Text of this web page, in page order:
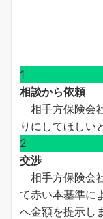
1
相談から依頼
相手方保険会
りにしてほし
2
交渉
相手方保険会
て赤い本基準に
へ金額を提示し